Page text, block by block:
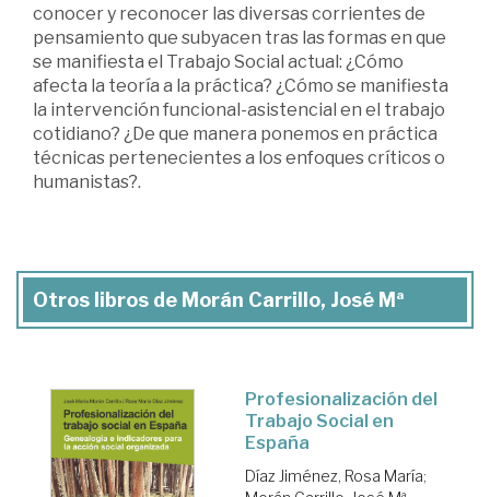
conocer y reconocer las diversas corrientes de
pensamiento que subyacen tras las formas en que
se manifiesta el Trabajo Social actual: ¿Cómo
afecta la teoría a la práctica? ¿Cómo se manifiesta
la intervención funcional-asistencial en el trabajo
cotidiano? ¿De que manera ponemos en práctica
técnicas pertenecientes a los enfoques críticos o
humanistas?.
Otros libros de Morán Carrillo, José Mª
Profesionalización del
Trabajo Social en
España
Díaz Jiménez, Rosa María;